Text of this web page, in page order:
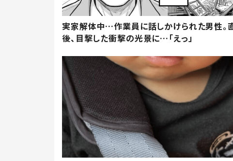
実家解体中…作業員に話しかけられた男性。
後、目撃した衝撃の光景に…「えっ」